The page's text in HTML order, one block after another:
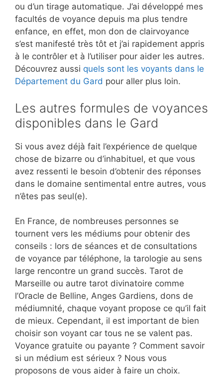
ou d’un tirage automatique. J’ai développé mes
facultés de voyance depuis ma plus tendre
enfance, en effet, mon don de clairvoyance
s’est manifesté très tôt et j’ai rapidement appris
à le contrôler et à l’utiliser pour aider les autres.
Découvrez aussi quels sont les voyants dans le
Département du Gard pour aller plus loin.
Les autres formules de voyances
disponibles dans le Gard
Si vous avez déjà fait l’expérience de quelque
chose de bizarre ou d’inhabituel, et que vous
avez ressenti le besoin d’obtenir des réponses
dans le domaine sentimental entre autres, vous
n’êtes pas seul(e).
En France, de nombreuses personnes se
tournent vers les médiums pour obtenir des
conseils : lors de séances et de consultations
de voyance par téléphone, la tarologie au sens
large rencontre un grand succès. Tarot de
Marseille ou autre tarot divinatoire comme
l’Oracle de Belline, Anges Gardiens, dons de
médiumnité, chaque voyant propose ce qu’il fait
de mieux. Cependant, il est important de bien
choisir son voyant car tous ne se valent pas.
Voyance gratuite ou payante ? Comment savoir
si un médium est sérieux ? Nous vous
proposons de vous aider à faire un choix.